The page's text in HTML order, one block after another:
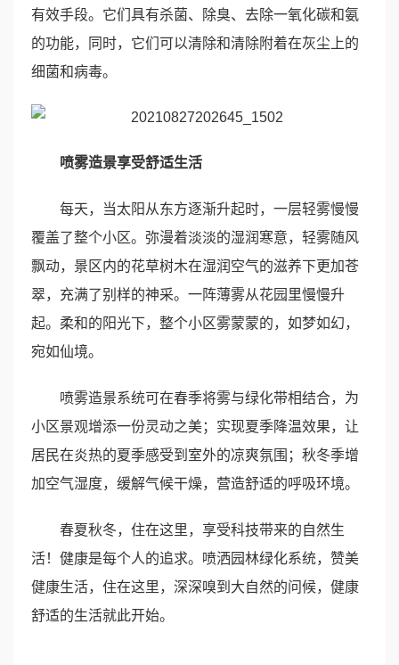
有效手段。它们具有杀菌、除臭、去除一氧化碳和氨
的功能，同时，它们可以清除和清除附着在灰尘上的
细菌和病毒。
喷雾造景享受舒适生活
每天，当太阳从东方逐渐升起时，一层轻雾慢慢
覆盖了整个小区。弥漫着淡淡的湿润寒意，轻雾随风
飘动，景区内的花草树木在湿润空气的滋养下更加苍
翠，充满了别样的神采。一阵薄雾从花园里慢慢升
起。柔和的阳光下，整个小区雾蒙蒙的，如梦如幻，
宛如仙境。
喷雾造景系统可在春季将雾与绿化带相结合，为
小区景观增添一份灵动之美；实现夏季降温效果，让
居民在炎热的夏季感受到室外的凉爽氛围；秋冬季增
加空气湿度，缓解气候干燥，营造舒适的呼吸环境。
春夏秋冬，住在这里，享受科技带来的自然生
活！健康是每个人的追求。喷洒园林绿化系统，赞美
健康生活，住在这里，深深嗅到大自然的问候，健康
舒适的生活就此开始。